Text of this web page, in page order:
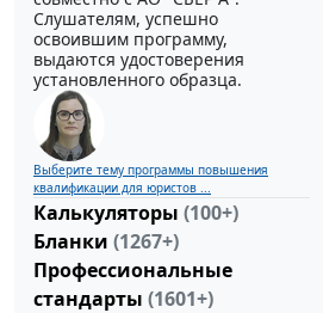
Слушателям, успешно
освоившим программу,
выдаются удостоверения
установленного образца.
Выберите тему программы повышения
квалификации для юристов ...
Калькуляторы (100+)
Бланки (1267+)
Профессиональные
стандарты (1601+)